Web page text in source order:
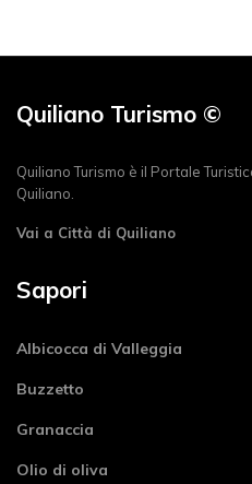
Quiliano Turismo ©
Quiliano Turismo è il Portale
Quiliano.
Vai a Città di Quiliano
Sapori
Albicocca di Valleggia
Buzzetto
Granaccia
Olio di oliva